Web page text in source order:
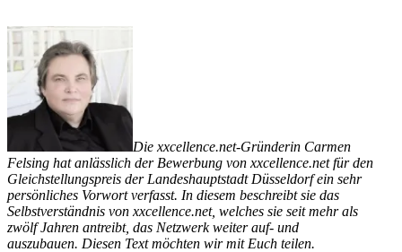
Die xxcellence.net-Gründerin Carmen
Felsing hat anlässlich der Bewerbung von xxcellence.net für den
Gleichstellungspreis der Landeshauptstadt Düsseldorf ein sehr
persönliches Vorwort verfasst. In diesem beschreibt sie das
Selbstverständnis von xxcellence.net, welches sie seit mehr als
zwölf Jahren antreibt, das Netzwerk weiter auf- und
auszubauen. Diesen Text möchten wir mit Euch teilen.